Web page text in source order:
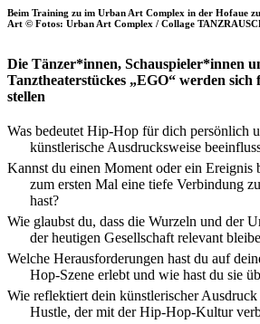
Beim Training zu im Urban Art Complex in der Hofaue
Art © Fotos: Urban Art Complex / Collage
Die Tänzer*innen, Schauspieler*innen
Tanztheaterstückes „EGO“ werden sich
stellen
Was bedeutet Hip-Hop für dich persönlich
künstlerische Ausdrucksweise
Kannst du einen Moment oder ein Ereignis
zum ersten Mal eine tiefe Verbindung
hast?
Wie glaubst du, dass die Wurzeln und der
der heutigen Gesellschaft relevant
Welche Herausforderungen hast du auf
Hop-Szene erlebt und wie hast du sie
Wie reflektiert dein künstlerischer
Hustle, der mit der Hip-Hop-Kultur